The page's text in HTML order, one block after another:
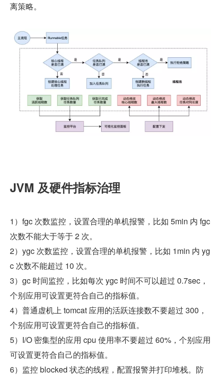
离策略。
JVM 及硬件指标治理
1）fgc 次数监控，设置合理的单机报警，比如 5min 内 fgc
次数不能大于等于 2 次。
2）ygc 次数监控，设置合理的单机报警，比如 1min 内 yg
c 次数不能超过 10 次。
3）gc 时间监控，比如每次 ygc 时间不可以超过 0.7sec，
个别应用可设置更符合自己的指标值。
4）普通虚机上 tomcat 应用的活跃连接数不要超过 300，
个别应用可设置更符合自己的指标值。
5）I/O 密集型的应用 cpu 使用率不要超过 60%，个别应用
可设置更符合自己的指标值。
6）监控 blocked 状态的线程，配置报警并打印堆栈。防